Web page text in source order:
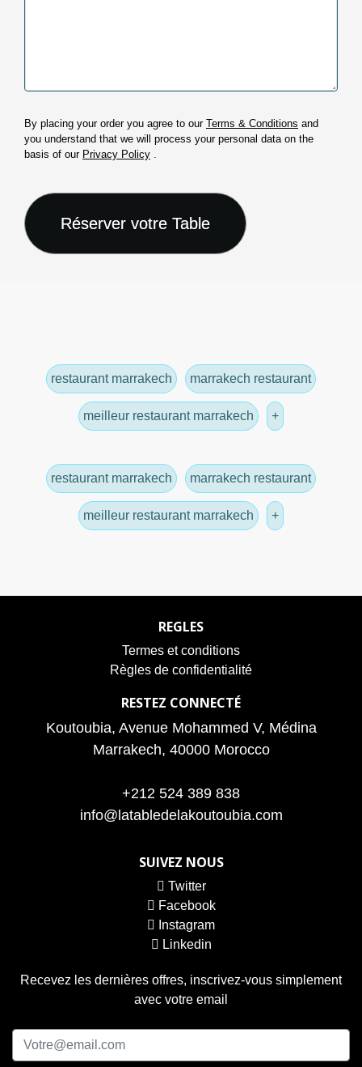
By placing your order you agree to our Terms & Conditions and
you understand that we will process your personal data on the
basis of our Privacy Policy .
restaurant marrakech marrakech restaurant
meilleur restaurant marrakech +
restaurant marrakech marrakech restaurant
meilleur restaurant marrakech +
REGLES
Termes et conditions
Règles de confidentialité
RESTEZ CONNECTÉ
Koutoubia, Avenue Mohammed V, Médina
Marrakech, 40000 Morocco
+212 524 389 838
info@latabledelakoutoubia.com
SUIVEZ NOUS
Twitter
Facebook
Instagram
Linkedin
Recevez les dernières offres, inscrivez-vous simplement
avec votre email